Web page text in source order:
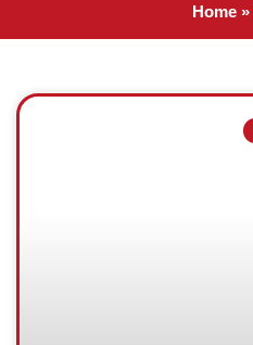
Home»